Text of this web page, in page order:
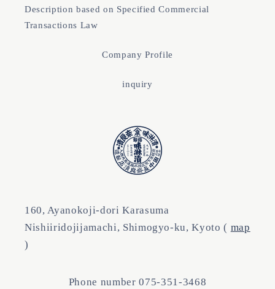
Description based on Specified Commercial
Transactions Law
Company Profile
inquiry
160, Ayanokoji-dori Karasuma
Nishiiridojijamachi, Shimogyo-ku, Kyoto ( map
)
Phone number 075-351-3468